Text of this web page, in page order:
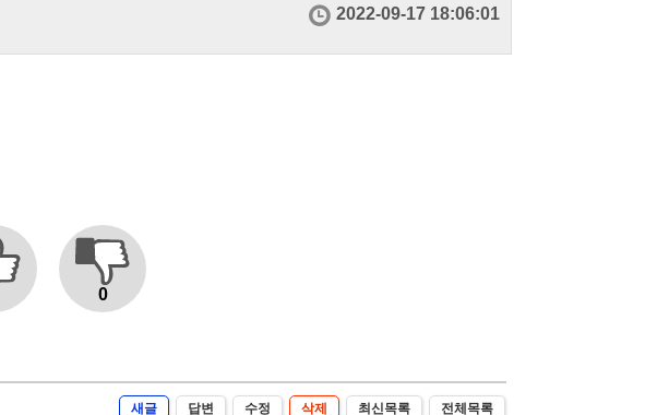
2022-09-17 18:06:01
0
새글 답변 수정 삭제 최신목록 전체목록